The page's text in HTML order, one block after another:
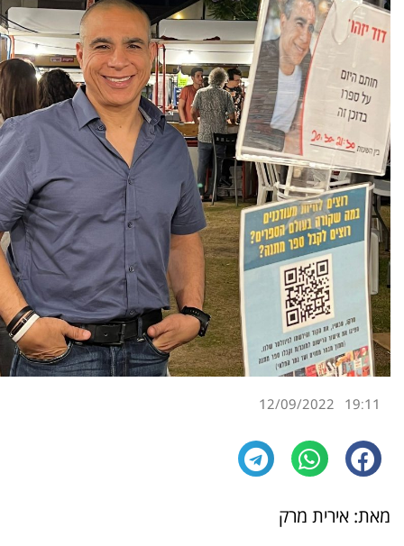
19:11
12/09/2022
מאת: אירית מרק